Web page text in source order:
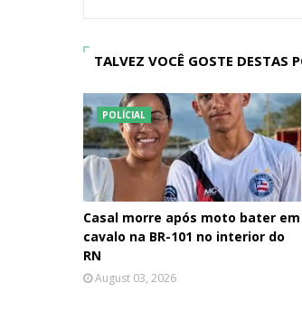
TALVEZ VOCÊ GOSTE DESTAS
POLÍCIAL
Casal morre após moto bater em
cavalo na BR-101 no interior do
RN
August 03, 2026